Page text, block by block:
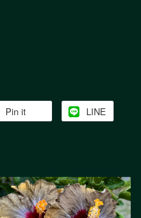
Pin it LINE